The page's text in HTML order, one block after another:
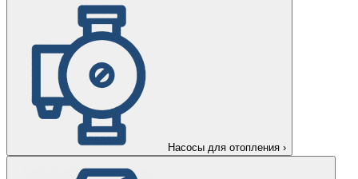
Насосы для отопления ›